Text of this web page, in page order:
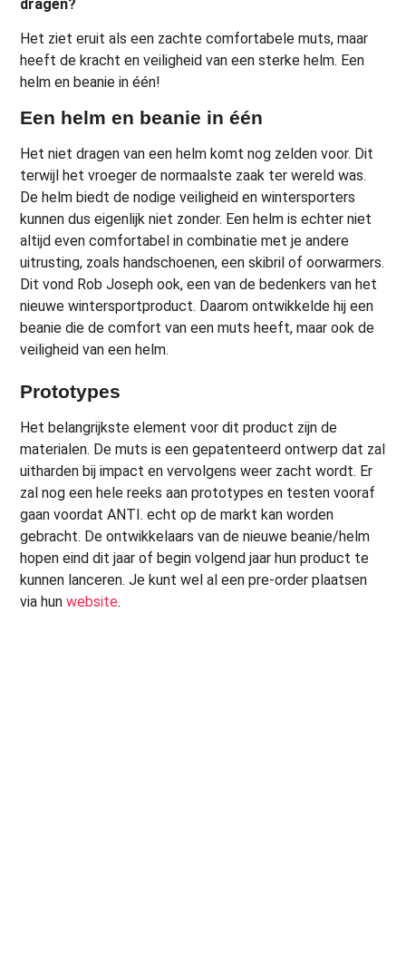
dragen?
Het ziet eruit als een zachte comfortabele muts, maar
heeft de kracht en veiligheid van een sterke helm. Een
helm en beanie in één!
Een helm en beanie in één
Het niet dragen van een helm komt nog zelden voor. Dit
terwijl het vroeger de normaalste zaak ter wereld was.
De helm biedt de nodige veiligheid en wintersporters
kunnen dus eigenlijk niet zonder. Een helm is echter niet
altijd even comfortabel in combinatie met je andere
uitrusting, zoals handschoenen, een skibril of oorwarmers.
Dit vond Rob Joseph ook, een van de bedenkers van het
nieuwe wintersportproduct. Daarom ontwikkelde hij een
beanie die de comfort van een muts heeft, maar ook de
veiligheid van een helm.
Prototypes
Het belangrijkste element voor dit product zijn de
materialen. De muts is een gepatenteerd ontwerp dat zal
uitharden bij impact en vervolgens weer zacht wordt. Er
zal nog een hele reeks aan prototypes en testen vooraf
gaan voordat ANTI. echt op de markt kan worden
gebracht. De ontwikkelaars van de nieuwe beanie/helm
hopen eind dit jaar of begin volgend jaar hun product te
kunnen lanceren. Je kunt wel al een pre-order plaatsen
via hunwebsite.